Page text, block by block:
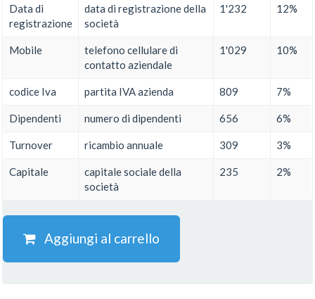
Data di
registrazione
data di registrazione della
società
1'232 12%
Mobile
telefono cellulare di
contatto aziendale
1'029 10%
codice Iva partita IVA azienda 809 7%
Dipendenti numero di dipendenti 656 6%
Turnover ricambio annuale 309 3%
Capitale
capitale sociale della
società
235 2%
Aggiungi al carrello